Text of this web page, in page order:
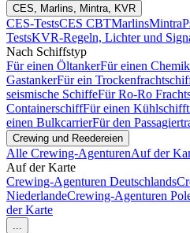
CES, Marlins, Mintra, KVR
CES-TestsCES CBTMarlinsMintra
TestsKVR-Regeln, Lichter und
Nach Schiffstyp
Für einen ÖltankerFür einen
GastankerFür ein
seismische SchiffeFür Ro-Ro
ContainerschiffFür einen
einen BulkcarrierFür den
Crewing und Reedereien
Alle Crewing-AgenturenAuf der
Auf der Karte
Crewing-Agenturen Deutschlands
NiederlandeCrewing-Agenturen
der Karte
...